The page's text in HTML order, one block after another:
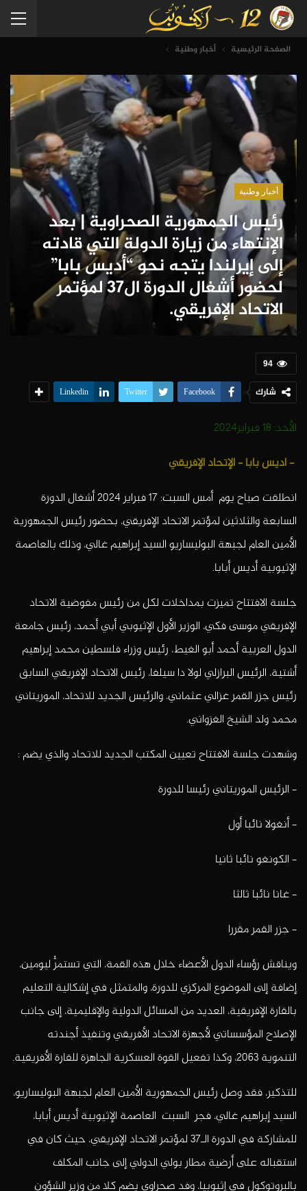
الصفحة الرئيسية أخبار وطنية
أخبار وطنية
رئيس الجمهورية الصحراوية | بعد
الإنتهاء من زيارة الدولة التي قادته
إلى إيرلندا يتجه نحو “أديس بابا”
لحضور أشغال الدورة ال37 لمؤتمر
الاتحاد الإفريقي.
94
شارك Facebook
Twitter
Linkedin
الأحد: 18 فبراير2024
– اديس بابا – الإتحاد الإفريقي
انطلقت صباح يوم أمس السبت: 17 فبراير 2024 أشغال الدورة
السابعة والثلاثين لمؤتمر الاتحاد الإفريقي، بحضور رئيس الجمهورية
الأمين العام لجبهة البوليساريو السيد إبراهيم غالي، وذلك بالعاصمة
الإثيوبية أديس أبابا.
جلسة الافتتاح تميزت بمداخلات لكل من رئيس مفوضية الاتحاد
الإفريقي موسى فكي، الوزير الأول الإثيوبي أبي أحمد، رئيس جامعة
الدول العربية أحمد أبو الغيط، رئيس وزراء فلسطين محمد إبراهيم
أشتية، الرئيس البرازلي لولا دا سيلفا، رئيس الاتحاد الإفريقي السابق
رئيس جزر القمر غزالي عثماني، والرئيس الجديد للاتحاد، الموريتاني
محمد ولد الشيخ الغزواني.
وشهدت جلسة الافتتاح تعيين المكتب الجديد للاتحاد والذي يضم :
– الرئيس الموريتاني رئيسا للدورة
– أنغولا نائبا أول
– الكونغو نائبا ثانيا
– غانا نائبا ثالثا
– جزر القمر مقررا
ويناقش رؤساء الدول الأعضاء خلال هذه القمة، التي تستمرُّ ليومين،
إضافة إلى الموضوع المركزي للدورة، والمتمثل في إشكالية التعليم
بالقارة الإفريقية، العديد من المسائل الدولية والإقليمية، إلى جانب
الإصلاح المؤسساتي لأجهزة الاتحاد الأفريقي وتنفيذ أجندته
التنموية 2063، وكذا تفعيل القوة العسكرية الجاهزة للقارة الأفريقية.
للتذكير، فقد وصل رئيس الجمهورية الأمين العام لجبهة البوليساريو،
السيد إبراهيم غالي، فجر السبت العاصمة الإثيوبية أديس أبابا،
للمشاركة في الدورة الـ37 لمؤتمر الاتحاد الإفريقي، حيث كان في
استقباله على أرضية مطار بولي الدولي إلى جانب المكلف
بالبروتوكول في إثيوبيا، وفد صحراوي يضم كلا من وزير الشؤون